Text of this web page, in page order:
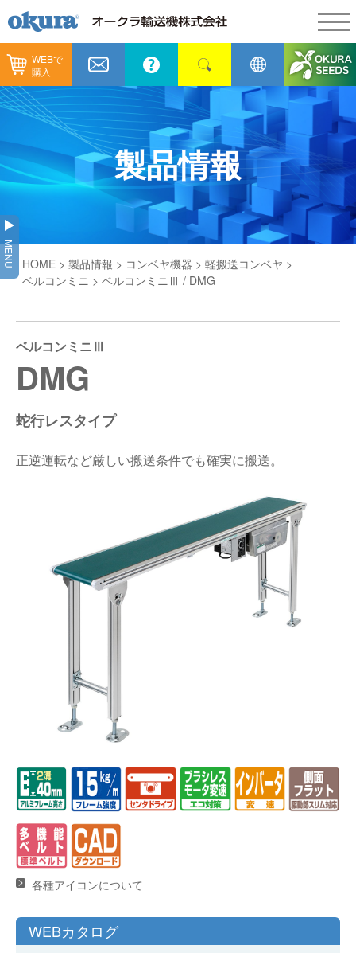
WEBで
購入
製品情報
製品情報
コンベヤ機器
コンベヤ機器を探す
コンベヤ機器の技術情報
GTPシステム
仕分けシステム
ピッキングシステム
保管システム
バンニング・デバンニングシステム
バーチカル装置（垂直搬送機）
納入事例
納入事例
全業種
物流
通販
食品
メンテナンス
カタログ／CAD
会社情報
企業理念
会社概要
事業所一覧
オークラグループ
オークラの取組み
採用情報
オークラミュージアム
新着情報
製品情報
MENU HOME > 製品情報 > コンベヤ機器 > 軽搬送コンベヤ >
ベルコンミニ > ベルコンミニⅢ / DMG
ベルコンミニⅢ
DMG
蛇行レスタイプ
正逆運転など厳しい搬送条件でも確実に搬送。
各種アイコンについて
WEBカタログ